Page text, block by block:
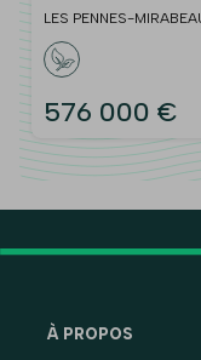
m2
LES PENNES-
576 000 €
À PROPOS